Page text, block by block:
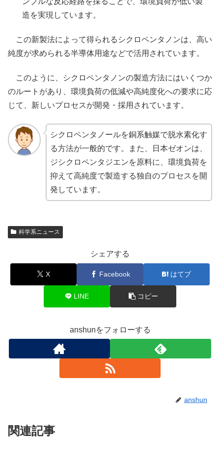
造を実現しています。
この新製法によって得られるシクロペンタノンは、高い
純度が求められる半導体用途などで活用されています。
このように、シクロペンタノンの製造方法にはいくつか
のルートがあり、環境負荷の低減や高純度化への要求に応
じて、新しいプロセスが開発・採用されています。
シクロペンタノールを銅系触媒で脱水素化す
る方法が一般的です。また、日本ゼオンは、
ジシクロペンタジエンを原料に、環境負荷を
抑えて高純度で製造する独自のプロセスを開
発しています。
科学系ニュース
シェアする
X Facebook はてブ
LINE コピー
anshunをフォローする
anshun
関連記事